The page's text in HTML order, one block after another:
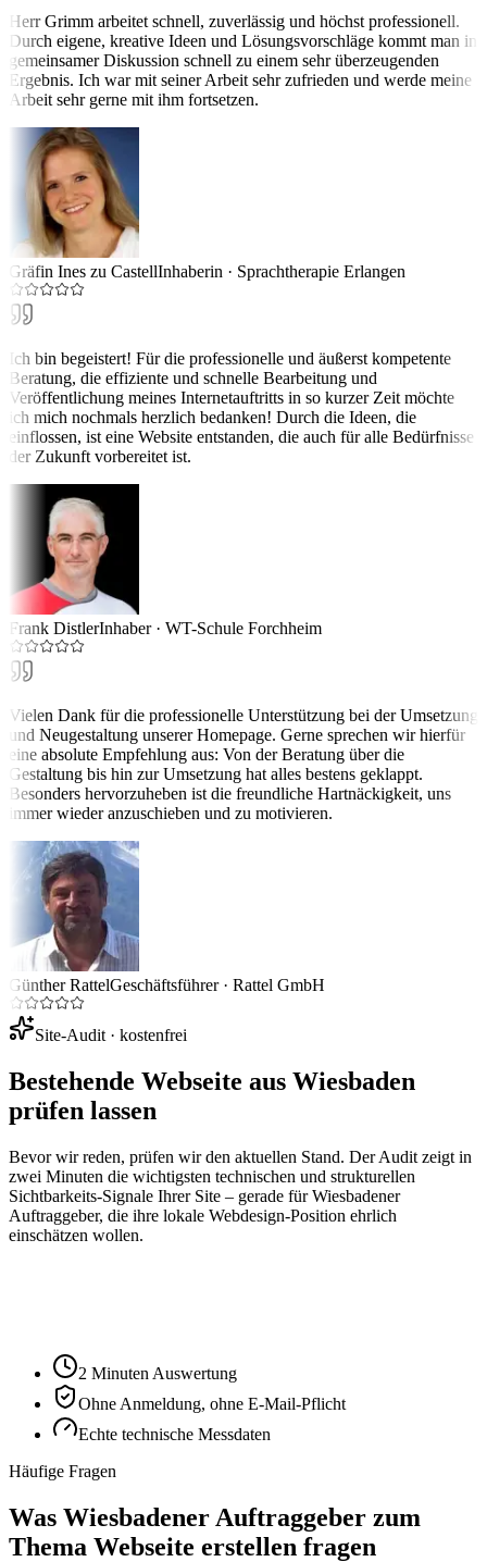
Herr Grimm arbeitet schnell, zuverlässig und höchst professionell.
Durch eigene, kreative Ideen und Lösungsvorschläge kommt man in
gemeinsamer Diskussion schnell zu einem sehr überzeugenden
Ergebnis. Ich war mit seiner Arbeit sehr zufrieden und werde meine
Arbeit sehr gerne mit ihm fortsetzen.
Gräfin Ines zu CastellInhaberin · Sprachtherapie Erlangen
Ich bin begeistert! Für die professionelle und äußerst kompetente
Beratung, die effiziente und schnelle Bearbeitung und
Veröffentlichung meines Internetauftritts in so kurzer Zeit möchte
ich mich nochmals herzlich bedanken! Durch die Ideen, die
einflossen, ist eine Website entstanden, die auch für alle Bedürfnisse
der Zukunft vorbereitet ist.
Frank DistlerInhaber· WT-Schule Forchheim
Vielen Dank für die professionelle Unterstützung bei der Umsetzung
und Neugestaltung unserer Homepage. Gerne sprechen wir hierfür
eine absolute Empfehlung aus: Von der Beratung über die
Gestaltung bis hin zur Umsetzung hat alles bestens geklappt.
Besonders hervorzuheben ist die freundliche Hartnäckigkeit, uns
immer wieder anzuschieben und zu motivieren.
Günther RattelGeschäftsführer· Rattel GmbH
Site-Audit · kostenfrei
Bestehende Webseite aus Wiesbaden
prüfen lassen
Bevor wir reden, prüfen wir den aktuellen Stand. Der Audit zeigt in
zwei Minuten die wichtigsten technischen und strukturellen
Sichtbarkeits-Signale Ihrer Site – gerade für Wiesbadener
Auftraggeber, die ihre lokale Webdesign-Position ehrlich
einschätzen wollen.
2 Minuten Auswertung
Ohne Anmeldung, ohne E-Mail-Pflicht
Echte technische Messdaten
Häufige Fragen
Was Wiesbadener Auftraggeber zum
Thema Webseite erstellen fragen